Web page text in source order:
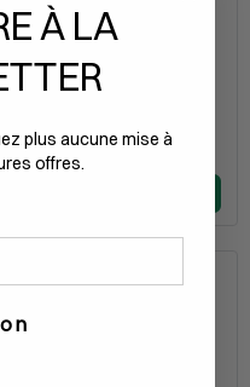
À LA
plus aucune mise à
offres.